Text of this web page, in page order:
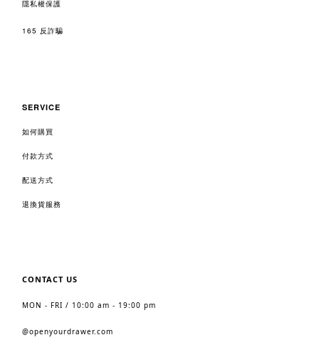
隱私權保護
165 反詐騙
SERVICE
如何購買
付款方式
配送方式
退換貨服務
CONTACT US
MON - FRI / 10:00 am - 19:00 pm
@openyourdrawer.com